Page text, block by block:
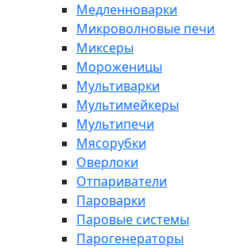
Медленноварки
Микроволновые печи
Миксеры
Мороженицы
Мультиварки
Мультимейкеры
Мультипечи
Мясорубки
Оверлоки
Отпариватели
Пароварки
Паровые системы
Парогенераторы